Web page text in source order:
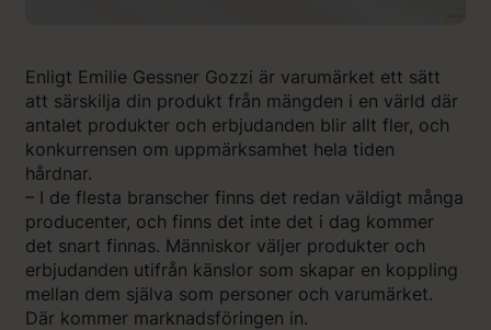
Enligt Emilie Gessner Gozzi är varumärket ett sätt
att särskilja din produkt från mängden i en värld där
antalet produkter och erbjudanden blir allt fler, och
konkurrensen om uppmärksamhet hela tiden
hårdnar.
– I de flesta branscher finns det redan väldigt många
producenter, och finns det inte det i dag kommer
det snart finnas. Människor väljer produkter och
erbjudanden utifrån känslor som skapar en koppling
mellan dem själva som personer och varumärket.
Där kommer marknadsföringen in.